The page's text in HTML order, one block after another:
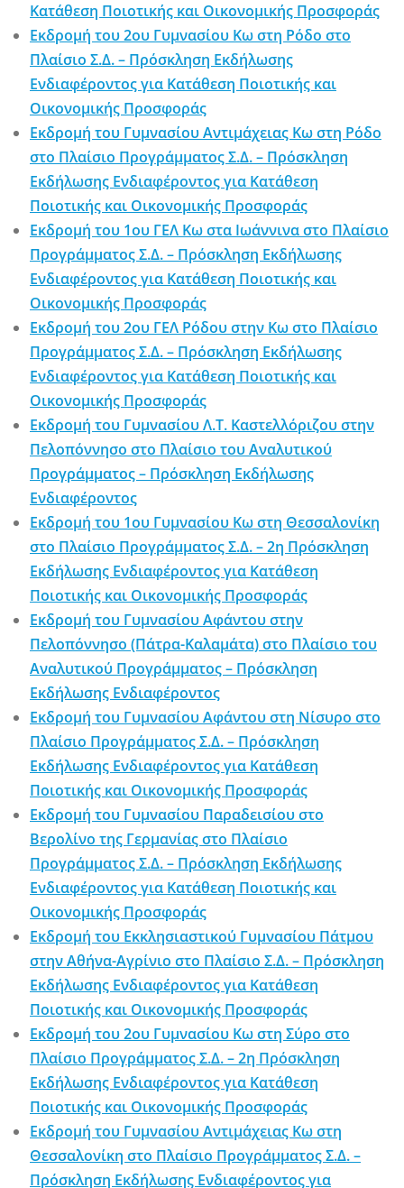
Κατάθεση Ποιοτικής και Οικονομικής Προσφοράς
Εκδρομή του 2ου Γυμνασίου Κω στη Ρόδο στο
Πλαίσιο Σ.Δ. – Πρόσκληση Εκδήλωσης
Ενδιαφέροντος για Κατάθεση Ποιοτικής και
Οικονομικής Προσφοράς
Εκδρομή του Γυμνασίου Αντιμάχειας Κω στη Ρόδο
στο Πλαίσιο Προγράμματος Σ.Δ. – Πρόσκληση
Εκδήλωσης Ενδιαφέροντος για Κατάθεση
Ποιοτικής και Οικονομικής Προσφοράς
Εκδρομή του 1ου ΓΕΛ Κω στα Ιωάννινα στο Πλαίσιο
Προγράμματος Σ.Δ. – Πρόσκληση Εκδήλωσης
Ενδιαφέροντος για Κατάθεση Ποιοτικής και
Οικονομικής Προσφοράς
Εκδρομή του 2ου ΓΕΛ Ρόδου στην Κω στο Πλαίσιο
Προγράμματος Σ.Δ. – Πρόσκληση Εκδήλωσης
Ενδιαφέροντος για Κατάθεση Ποιοτικής και
Οικονομικής Προσφοράς
Εκδρομή του Γυμνασίου Λ.Τ. Καστελλόριζου στην
Πελοπόννησο στο Πλαίσιο του Αναλυτικού
Προγράμματος – Πρόσκληση Εκδήλωσης
Ενδιαφέροντος
Εκδρομή του 1ου Γυμνασίου Κω στη Θεσσαλονίκη
στο Πλαίσιο Προγράμματος Σ.Δ. – 2η Πρόσκληση
Εκδήλωσης Ενδιαφέροντος για Κατάθεση
Ποιοτικής και Οικονομικής Προσφοράς
Εκδρομή του Γυμνασίου Αφάντου στην
Πελοπόννησο (Πάτρα-Καλαμάτα) στο Πλαίσιο του
Αναλυτικού Προγράμματος – Πρόσκληση
Εκδήλωσης Ενδιαφέροντος
Εκδρομή του Γυμνασίου Αφάντου στη Νίσυρο στο
Πλαίσιο Προγράμματος Σ.Δ. – Πρόσκληση
Εκδήλωσης Ενδιαφέροντος για Κατάθεση
Ποιοτικής και Οικονομικής Προσφοράς
Εκδρομή του Γυμνασίου Παραδεισίου στο
Βερολίνο της Γερμανίας στο Πλαίσιο
Προγράμματος Σ.Δ. – Πρόσκληση Εκδήλωσης
Ενδιαφέροντος για Κατάθεση Ποιοτικής και
Οικονομικής Προσφοράς
Εκδρομή του Εκκλησιαστικού Γυμνασίου Πάτμου
στην Αθήνα-Αγρίνιο στο Πλαίσιο Σ.Δ. – Πρόσκληση
Εκδήλωσης Ενδιαφέροντος για Κατάθεση
Ποιοτικής και Οικονομικής Προσφοράς
Εκδρομή του 2ου Γυμνασίου Κω στη Σύρο στο
Πλαίσιο Προγράμματος Σ.Δ. – 2η Πρόσκληση
Εκδήλωσης Ενδιαφέροντος για Κατάθεση
Ποιοτικής και Οικονομικής Προσφοράς
Εκδρομή του Γυμνασίου Αντιμάχειας Κω στη
Θεσσαλονίκη στο Πλαίσιο Προγράμματος Σ.Δ. –
Πρόσκληση Εκδήλωσης Ενδιαφέροντος για